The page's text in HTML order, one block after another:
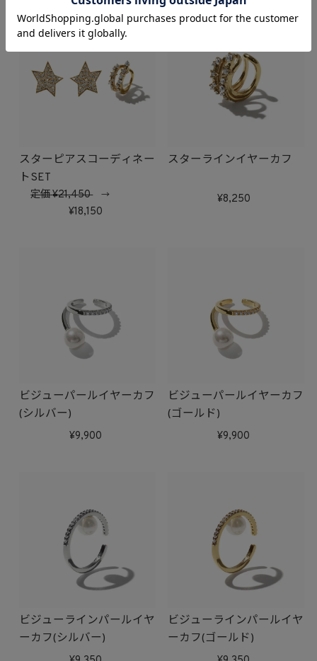
スターピアスコーディネー
トSET
定価 21,450→
18,150
スターラインイヤーカフ
8,250
ビジューパールイヤーカフ
(シルバー)
9,900
ビジューパールイヤーカフ
(ゴールド)
9,900
ビジューラインパールイヤ
ーカフ(シルバー)
ビジューラインパールイヤ
ーカフ(ゴールド)